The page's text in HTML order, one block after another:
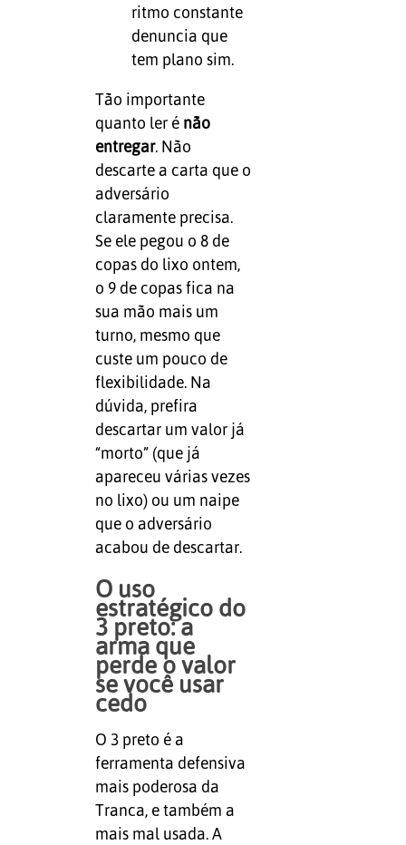
ritmo constante
denuncia que
tem plano sim.
Tão importante
quanto ler é não
entregar. Não
descarte a carta que o
adversário
claramente precisa.
Se ele pegou o 8 de
copas do lixo ontem,
o 9 de copas fica na
sua mão mais um
turno, mesmo que
custe um pouco de
flexibilidade. Na
dúvida, prefira
descartar um valor já
“morto” (que já
apareceu várias vezes
no lixo) ou um naipe
que o adversário
acabou de descartar.
O uso
estratégico do
3 preto: a
arma que
perde o valor
se você usar
cedo
O 3 preto é a
ferramenta defensiva
mais poderosa da
Tranca, e também a
mais mal usada. A